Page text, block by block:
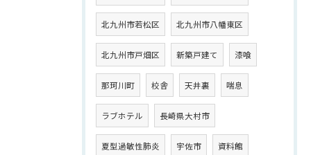
北九州市若松区 北九州市八幡東区
北九州市戸畑区 新築戸建て 漆喰
那珂川町 校舎 天井裏 喘息
ラブホテル 長崎県大村市
夏型過敏性肺炎 宇佐市 資料館